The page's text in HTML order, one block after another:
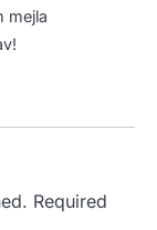
mejla
Required